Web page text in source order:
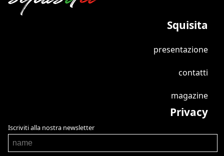
Squisita
presentazione
contatti
magazine
Privacy
Iscriviti alla nostra newsletter